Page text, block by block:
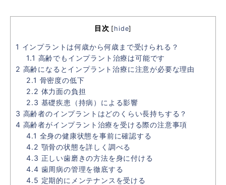
目次 [hide]
1 インプラントは何歳から何歳まで受けられる？
1.1 高齢でもインプラント治療は可能です
2 高齢になるとインプラント治療に注意が必要な理由
2.1 骨密度の低下
2.2 体力面の負担
2.3 基礎疾患（持病）による影響
3 高齢者のインプラントはどのくらい長持ちする？
4 高齢者がインプラント治療を受ける際の注意事項
4.1 全身の健康状態を事前に確認する
4.2 顎骨の状態を詳しく調べる
4.3 正しい歯磨きの方法を身に付ける
4.4 歯周病の管理を徹底する
4.5 定期的にメンテナンスを受ける